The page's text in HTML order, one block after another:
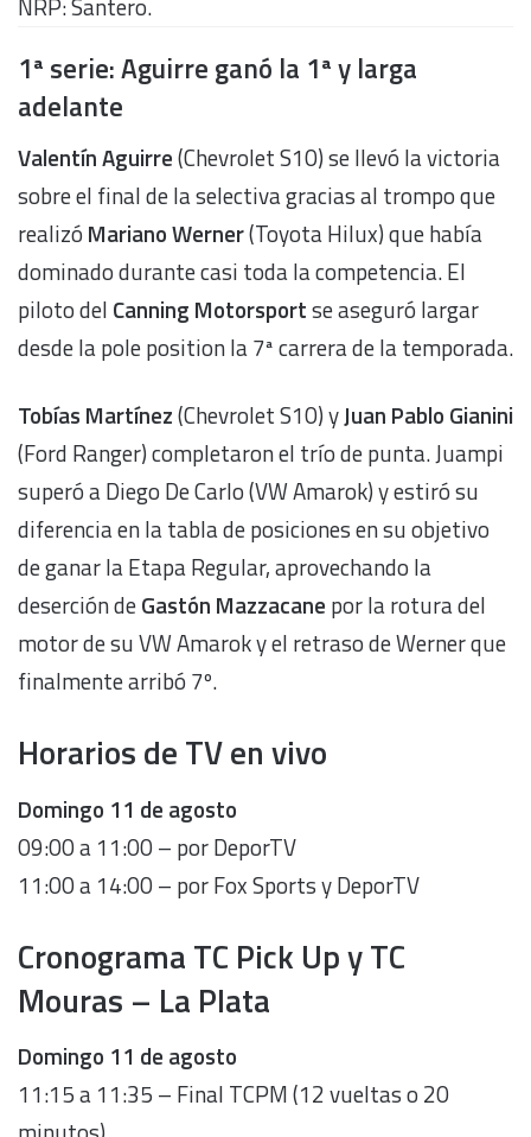
1ª serie: Aguirre ganó la 1ª y larga
adelante
Valentín Aguirre(Chevrolet S10) se llevó la victoria
sobre el final de la selectiva gracias al trompo que
realizó Mariano Werner(Toyota Hilux) que había
dominado durante casi toda la competencia. El
piloto del Canning Motorsportse aseguró largar
desde la pole position la 7ª carrera de la temporada.
Tobías Martínez(Chevrolet S10) yJuan Pablo Gianini
(Ford Ranger) completaron el trío de punta. Juampi
superó a Diego De Carlo (VW Amarok) y estiró su
diferencia en la tabla de posiciones en su objetivo
de ganar la Etapa Regular, aprovechando la
deserción deGastón Mazzacane por la rotura del
motor de su VW Amarok y el retraso de Werner que
finalmente arribó 7º.
Horarios de TV en vivo
Domingo 11 de agosto
09:00 a 11:00 – por DeporTV
11:00 a 14:00 – por Fox Sports y DeporTV
Cronograma TC Pick Up y TC
Mouras – La Plata
Domingo 11 de agosto
11:15 a 11:35 – Final TCPM (12 vueltas o 20